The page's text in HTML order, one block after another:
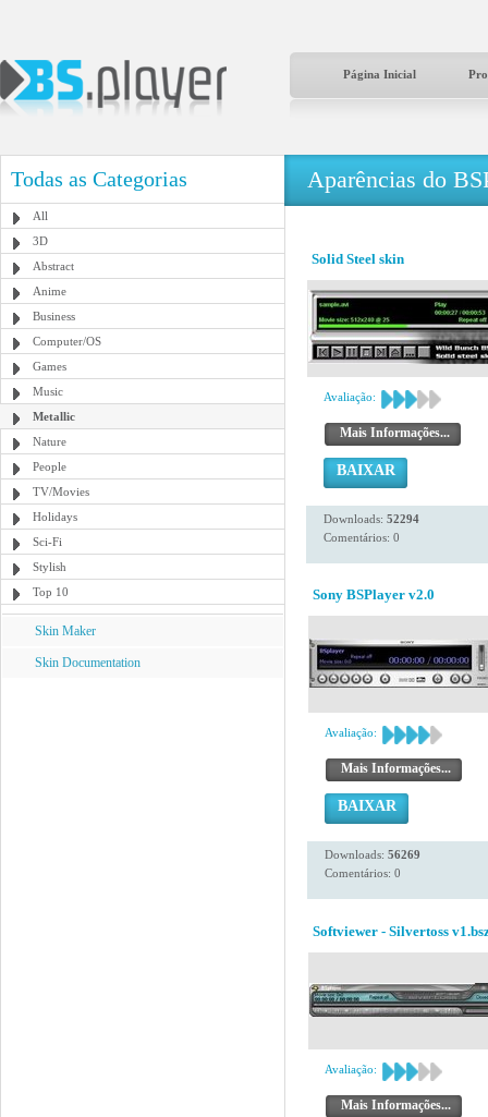
Página Inicial
Todas as Categorias
All
3D
Abstract
Anime
Business
Computer/OS
Games
Music
Metallic
Nature
People
TV/Movies
Holidays
Sci-Fi
Stylish
Top 10
Skin Maker
Skin Documentation
Aparências do
Solid Steel skin
Avaliação:
Mais Informações...
BAIXAR
Downloads: 52294
Comentários: 0
Sony BSPlayer v2.0
Avaliação:
Mais Informações...
BAIXAR
Downloads: 56269
Comentários: 0
Softviewer - Silvertoss
Avaliação:
Mais Informações...